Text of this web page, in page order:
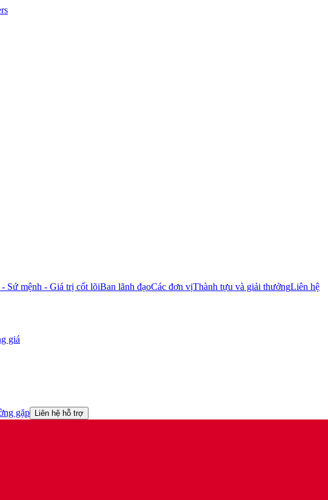
Sứ mệnh - Giá trị cốt lõiBan lãnh đạoCác đơn vịThành tựu và giải thưởngLiên hệ
giá
gặp Liên hệ hỗ trợ